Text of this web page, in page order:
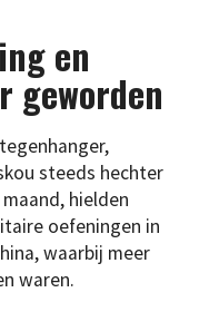
en
geworden
steeds hechter
hielden
oefeningen in
waarbij meer
waren.